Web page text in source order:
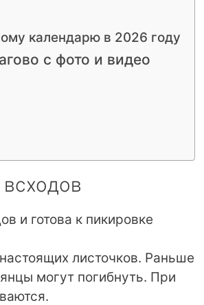
календарю в 2026 году
с фото и видео
листочков. Раньше
могут погибнуть. При